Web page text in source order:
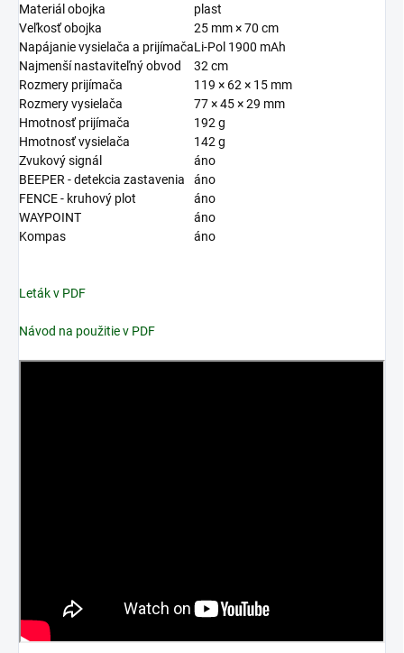
Materiál obojka
plast
Veľkosť obojka
25 mm × 70 cm
Napájanie vysielača a prijímačaLi-Pol 1900 mAh
Najmenší nastaviteľný obvod
32 cm
Rozmery prijímača
119 × 62 × 15 mm
Rozmery vysielača
77 × 45 × 29 mm
Hmotnosť prijímača
192 g
Hmotnosť vysielača
142 g
Zvukový signál
áno
BEEPER - detekcia zastavenia
áno
FENCE - kruhový plot
áno
WAYPOINT
áno
Kompas
áno
Leták v PDF
Návod na použitie v PDF